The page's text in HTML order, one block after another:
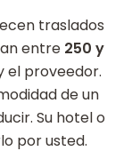
traslados
entre 250 y
el proveedor.
de un
Su hotel o
por usted.